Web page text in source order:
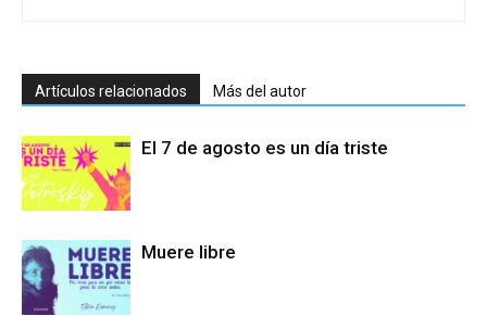
Artículos relacionados Más del autor
El 7 de agosto es un día triste
Muere libre